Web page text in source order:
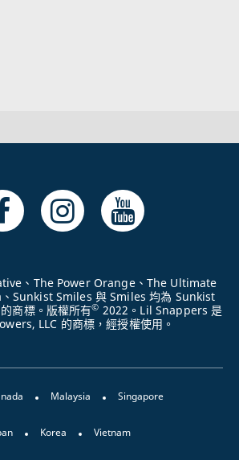
、The Power Orange、The Ultimate
Sunkist Smiles 與 Smiles 均為 Sunkist
商標。版權所有© 2022。Lil Snappers 是
LLC 的商標，經授權使用。
Malaysia Singapore
Korea Vietnam